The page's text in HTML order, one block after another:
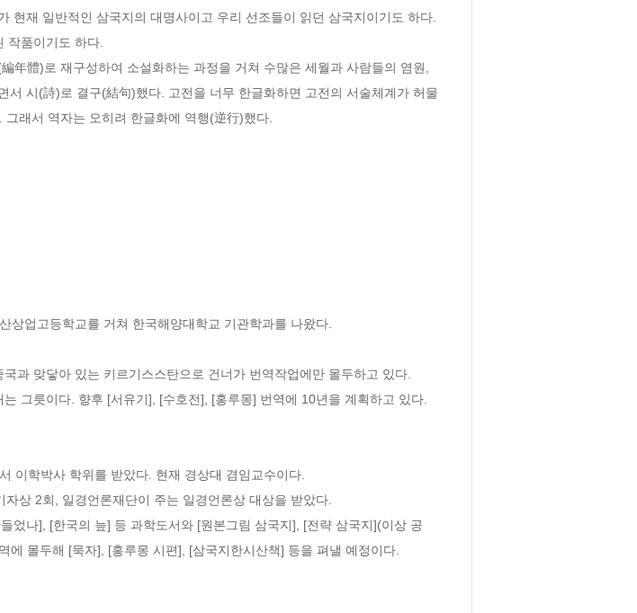
현재 일반적인 삼국지의 대명사이고 우리 선조들이 읽던 삼국지이기도 하다.
작품이기도 하다.
年體)로 재구성하여 소설화하는 과정을 거쳐 수많은 세월과 사람들의 염원,
시(詩)로 결구(結句)했다. 고전을 너무 한글화하면 고전의 서술체계가 허물
래서 역자는 오히려 한글화에 역행(逆行)했다.
업고등학교를 거쳐 한국해양대학교 기관학과를 나왔다.
과 맞닿아 있는 키르기스스탄으로 건너가 번역작업에만 몰두하고 있다.
그릇이다. 향후 [서유기], [수호전], [홍루몽] 번역에 10년을 계획하고 있다.
이학박사 학위를 받았다. 현재 경상대 겸임교수이다.
상 2회, 일경언론재단이 주는 일경언론상 대상을 받았다.
었나], [한국의 늪] 등 과학도서와 [원본그림 삼국지], [전략 삼국지](이상 공
몰두해 [묵자], [홍루몽 시편], [삼국지한시산책] 등을 펴낼 예정이다.